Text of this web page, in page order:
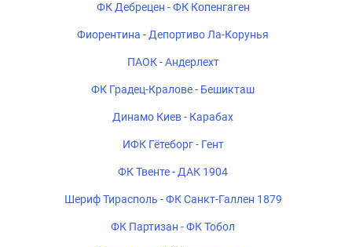
ФК Дебрецен - ФК Копенгаген
Фиорентина - Депортиво Ла-Корунья
ПАОК - Андерлехт
ФК Градец-Кралове - Бешикташ
Динамо Киев - Карабах
ИФК Гётеборг - Гент
ФК Твенте - ДАК 1904
Шериф Тирасполь - ФК Санкт-Галлен 1879
ФК Партизан - ФК Тобол